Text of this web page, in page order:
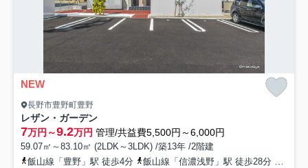
NEW
長野市豊野町豊野
レザン・ガーデン
7万円～9.2万円 管理/共益費5,500円～6,000円
59.07㎡～83.10㎡ (2LDK～3LDK) /築13年 /2階建
飯山線「豊野」駅 徒歩4分
飯山線「信濃浅野」駅 徒歩28分 飯山